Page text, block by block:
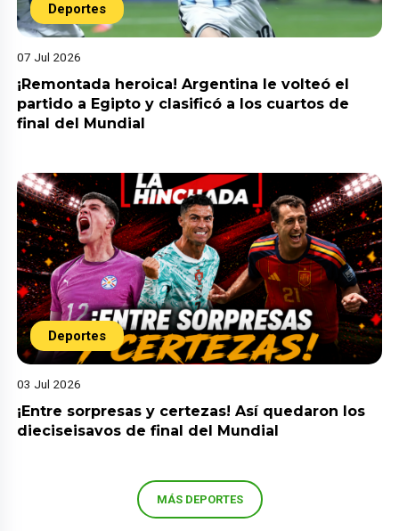
Deportes
07 Jul 2026
¡Remontada heroica! Argentina le volteó el
partido a Egipto y clasificó a los cuartos de
final del Mundial
Deportes
03 Jul 2026
¡Entre sorpresas y certezas! Así quedaron los
dieciseisavos de final del Mundial
MÁS DEPORTES